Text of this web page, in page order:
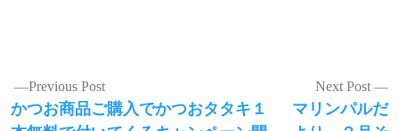
投
稿
Previous Post
Previous
post:
かつお商品ご購入でかつおタタキ１
Next Post
Next
post:
マリンパルだ